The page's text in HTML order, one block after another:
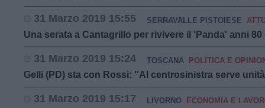
31 Marzo 2019 15:55 SERRAVALLE PISTOIESE
Una serata a Cantagrillo per rivivere il 'Panda' anni 80
31 Marzo 2019 15:24 TOSCANA POLITICA E
Gelli (PD) sta con Rossi: "Al centrosinistra serve
31 Marzo 2019 15:17 LIVORNO ECONOMIA E